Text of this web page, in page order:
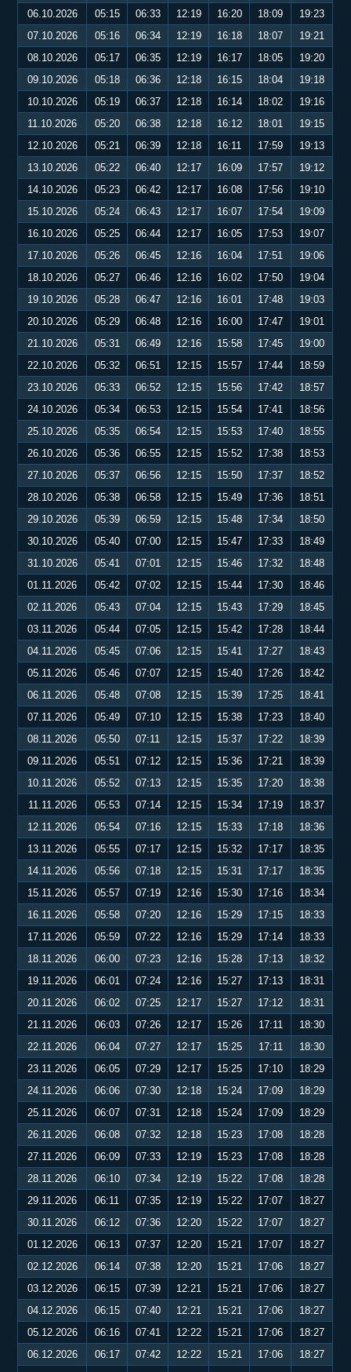
06.10.2026
05:15 06:33 12:19 16:20 18:09
19:23
07.10.2026
05:16 06:34 12:19 16:18 18:07
19:21
08.10.2026
05:17 06:35 12:19 16:17 18:05
19:20
09.10.2026
05:18 06:36 12:18 16:15 18:04
19:18
10.10.2026
05:19 06:37 12:18 16:14 18:02
19:16
11.10.2026
05:20 06:38 12:18 16:12 18:01
19:15
12.10.2026
05:21 06:39 12:18 16:11 17:59
19:13
13.10.2026
05:22 06:40 12:17 16:09 17:57
19:12
14.10.2026
05:23 06:42 12:17 16:08 17:56
19:10
15.10.2026
05:24 06:43 12:17 16:07 17:54
19:09
16.10.2026
05:25 06:44 12:17 16:05 17:53
19:07
17.10.2026
05:26 06:45 12:16 16:04 17:51
19:06
18.10.2026
05:27 06:46 12:16 16:02 17:50
19:04
19.10.2026
05:28 06:47 12:16 16:01 17:48
19:03
20.10.2026
05:29 06:48 12:16 16:00 17:47
19:01
21.10.2026
05:31 06:49 12:16 15:58 17:45
19:00
22.10.2026
05:32 06:51 12:15 15:57 17:44
18:59
23.10.2026
05:33 06:52 12:15 15:56 17:42
18:57
24.10.2026
05:34 06:53 12:15 15:54 17:41
18:56
25.10.2026
05:35 06:54 12:15 15:53 17:40
18:55
26.10.2026
05:36 06:55 12:15 15:52 17:38
18:53
27.10.2026
05:37 06:56 12:15 15:50 17:37
18:52
28.10.2026
05:38 06:58 12:15 15:49 17:36
18:51
29.10.2026
05:39 06:59 12:15 15:48 17:34
18:50
30.10.2026
05:40 07:00 12:15 15:47 17:33
18:49
31.10.2026
05:41 07:01 12:15 15:46 17:32
18:48
01.11.2026
05:42 07:02 12:15 15:44 17:30
18:46
02.11.2026
05:43 07:04 12:15 15:43 17:29
18:45
03.11.2026
05:44 07:05 12:15 15:42 17:28
18:44
04.11.2026
05:45 07:06 12:15 15:41 17:27
18:43
05.11.2026
05:46 07:07 12:15 15:40 17:26
18:42
06.11.2026
05:48 07:08 12:15 15:39 17:25
18:41
07.11.2026
05:49 07:10 12:15 15:38 17:23
18:40
08.11.2026
05:50 07:11 12:15 15:37 17:22
18:39
09.11.2026
05:51 07:12 12:15 15:36 17:21
18:39
10.11.2026
05:52 07:13 12:15 15:35 17:20
18:38
11.11.2026
05:53 07:14 12:15 15:34 17:19
18:37
12.11.2026
05:54 07:16 12:15 15:33 17:18
18:36
13.11.2026
05:55 07:17 12:15 15:32 17:17
18:35
14.11.2026
05:56 07:18 12:15 15:31 17:17
18:35
15.11.2026
05:57 07:19 12:16 15:30 17:16
18:34
16.11.2026
05:58 07:20 12:16 15:29 17:15
18:33
17.11.2026
05:59 07:22 12:16 15:29 17:14
18:33
18.11.2026
06:00 07:23 12:16 15:28 17:13
18:32
19.11.2026
06:01 07:24 12:16 15:27 17:13
18:31
20.11.2026
06:02 07:25 12:17 15:27 17:12
18:31
21.11.2026
06:03 07:26 12:17 15:26 17:11
18:30
22.11.2026
06:04 07:27 12:17 15:25 17:11
18:30
23.11.2026
06:05 07:29 12:17 15:25 17:10
18:29
24.11.2026
06:06 07:30 12:18 15:24 17:09
18:29
25.11.2026
06:07 07:31 12:18 15:24 17:09
18:29
26.11.2026
06:08 07:32 12:18 15:23 17:08
18:28
27.11.2026
06:09 07:33 12:19 15:23 17:08
18:28
28.11.2026
06:10 07:34 12:19 15:22 17:08
18:28
29.11.2026
06:11 07:35 12:19 15:22 17:07
18:27
30.11.2026
06:12 07:36 12:20 15:22 17:07
18:27
01.12.2026
06:13 07:37 12:20 15:21 17:07
18:27
02.12.2026
06:14 07:38 12:20 15:21 17:06
18:27
03.12.2026
06:15 07:39 12:21 15:21 17:06
18:27
04.12.2026
06:15 07:40 12:21 15:21 17:06
18:27
05.12.2026
06:16 07:41 12:22 15:21 17:06
18:27
06.12.2026
06:17 07:42 12:22 15:21 17:06
18:27